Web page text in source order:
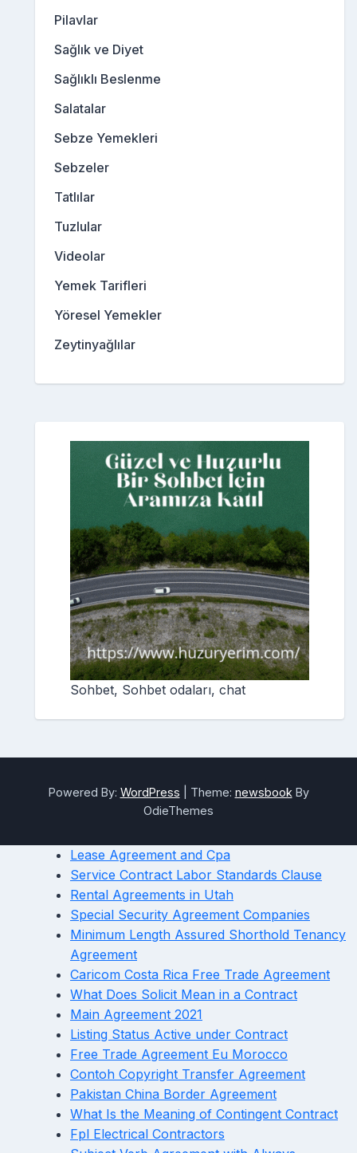
Pilavlar
Sağlık ve Diyet
Sağlıklı Beslenme
Salatalar
Sebze Yemekleri
Sebzeler
Tatlılar
Tuzlular
Videolar
Yemek Tarifleri
Yöresel Yemekler
Zeytinyağlılar
Sohbet, Sohbet odaları, chat
Powered By: WordPress Theme: newsbook By
OdieThemes
Lease Agreement and Cpa
Service Contract Labor Standards Clause
Rental Agreements in Utah
Special Security Agreement Companies
Minimum Length Assured Shorthold Tenancy
Agreement
Caricom Costa Rica Free Trade Agreement
What Does Solicit Mean in a Contract
Main Agreement 2021
Listing Status Active under Contract
Free Trade Agreement Eu Morocco
Contoh Copyright Transfer Agreement
Pakistan China Border Agreement
What Is the Meaning of Contingent Contract
Fpl Electrical Contractors